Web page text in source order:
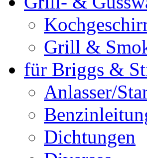
Grill &
für Briggs &
Anlasser/
Dichtungen